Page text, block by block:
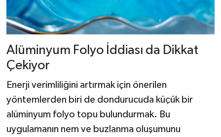
Alüminyum Folyo İddiası da Dikkat
Çekiyor
Enerji verimliliğini artırmak için önerilen
yöntemlerden biri de dondurucuda küçük bir
alüminyum folyo topu bulundurmak. Bu
uygulamanın nem ve buzlanma oluşumunu